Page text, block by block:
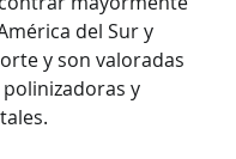
del Sur y
y son valoradas
y